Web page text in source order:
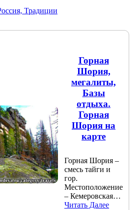
Традиции
Горная
Шория,
мегалиты,
Базы
отдыха.
Горная
Шория на
карте
Горная Шория –
смесь тайги и
гор.
Местоположение
– Кемеровская…
Читать Далее